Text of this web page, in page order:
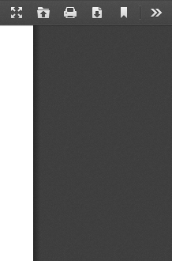
Presentation
Open Print Download
Current